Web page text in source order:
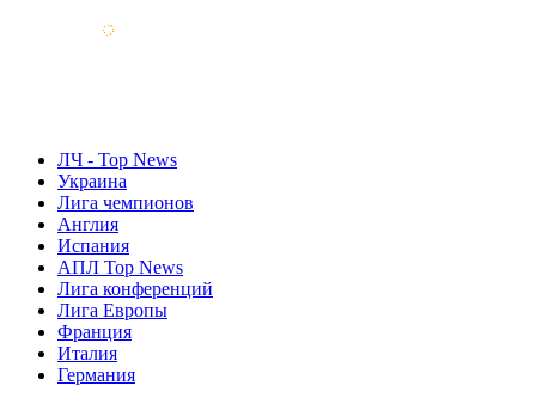
ЛЧ - Top News
Украина
Лига чемпионов
Англия
Испания
АПЛ Top News
Лига конференций
Лига Европы
Франция
Италия
Германия